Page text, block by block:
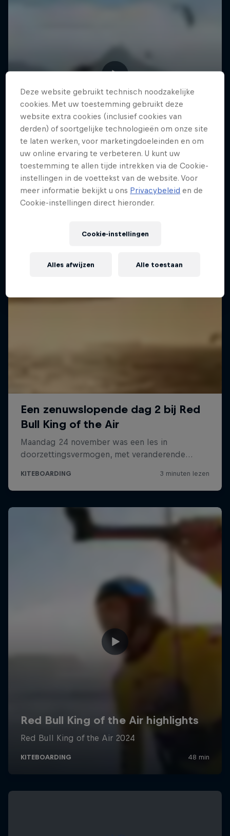
Deze website gebruikt technisch noodzakelijke
cookies. Met uw toestemming gebruikt deze
website extra cookies (inclusief cookies van
derden) of soortgelijke technologieën om onze site
te laten werken, voor marketingdoeleinden en om
uw online ervaring te verbeteren. U kunt uw
toestemming te allen tijde intrekken via de Cookie-
instellingen in de voettekst van de website. Voor
meer informatie bekijkt u ons Privacybeleid en de
Cookie-instellingen direct hieronder.
Cookie-instellingen
Alles afwijzen Alle toestaan